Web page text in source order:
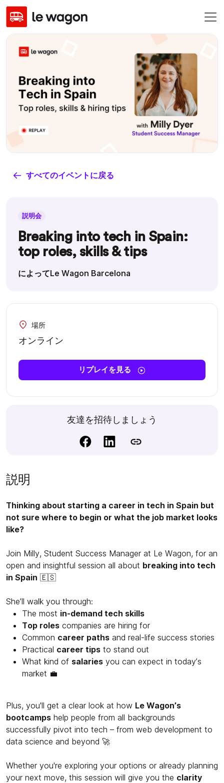
すべてのイベントに戻る
説明会
Breaking into tech in Spain:
top roles, skills & tips
によってLe Wagon Barcelona
場所
オンライン
リプレイを見る
友達を招待しましょう
説明
Thinking about starting a career in tech in Spain but
not sure where to begin or what the job market looks
like?
Join Milly, Student Success Manager at Le Wagon, for an
open and insightful session all about breaking into tech
in Spain 🇪🇸
She’ll walk you through:
The most in-demand tech skills
Top roles companies are hiring for
Common career paths and real-life success stories
Practical career tips to stand out
What kind of salaries you can expect in today’s
market 💼
Plus, you'll get a clear look at how Le Wagon’s
bootcamps help people from all backgrounds
successfully pivot into tech – from web development to
data science and beyond 🚀
Whether you're exploring your options or already planning
your next move, this session will give you the clarity